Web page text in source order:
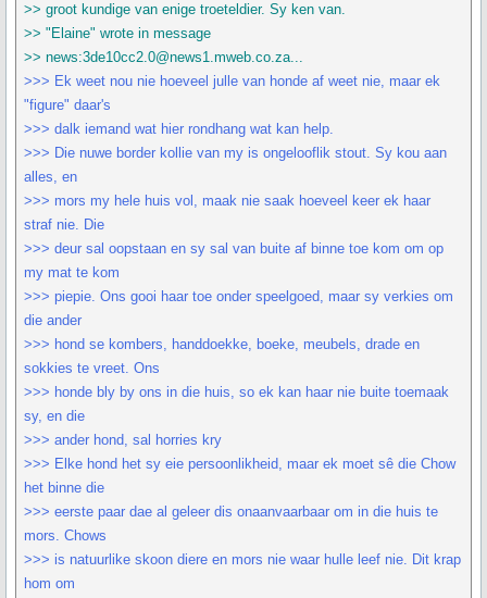
>> groot kundige van enige troeteldier. Sy ken van.
>> "Elaine" wrote in message
>> news:3de10cc2.0@news1.mweb.co.za...
>>> Ek weet nou nie hoeveel julle van honde af weet nie, maar ek
"figure" daar's
>>> dalk iemand wat hier rondhang wat kan help.
>>> Die nuwe border kollie van my is ongelooflik stout. Sy kou aan
alles, en
>>> mors my hele huis vol, maak nie saak hoeveel keer ek haar
straf nie. Die
>>> deur sal oopstaan en sy sal van buite af binne toe kom om op
my mat te kom
>>> piepie. Ons gooi haar toe onder speelgoed, maar sy verkies om
die ander
>>> hond se kombers, handdoekke, boeke, meubels, drade en
sokkies te vreet. Ons
>>> honde bly by ons in die huis, so ek kan haar nie buite toemaak
sy, en die
>>> ander hond, sal horries kry
>>> Elke hond het sy eie persoonlikheid, maar ek moet sê die Chow
het binne die
>>> eerste paar dae al geleer dis onaanvaarbaar om in die huis te
mors. Chows
>>> is natuurlike skoon diere en mors nie waar hulle leef nie. Dit krap
hom om